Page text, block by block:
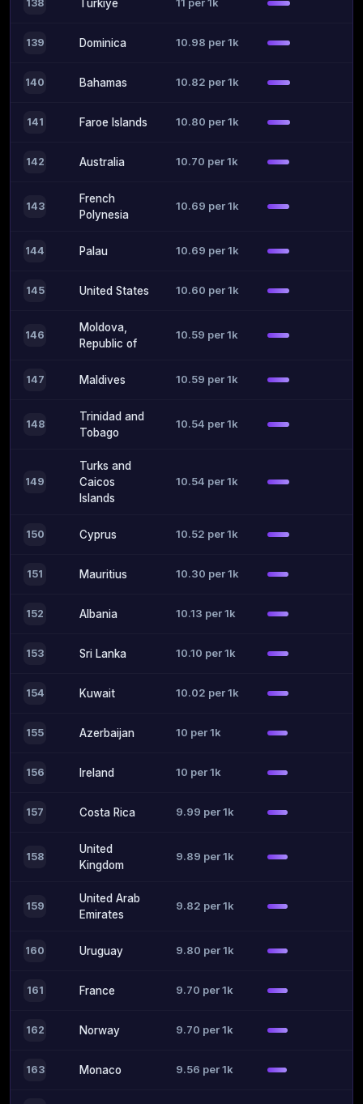
138 Türkiye 11 per 1k
139 Dominica 10.98 per 1k
140 Bahamas 10.82 per 1k
141 Faroe Islands 10.80 per 1k
142 Australia 10.70 per 1k
143
French
Polynesia
10.69 per 1k
144 Palau 10.69 per 1k
145 United States 10.60 per 1k
146
Moldova,
Republic of
10.59 per 1k
147 Maldives 10.59 per 1k
148
Trinidad and
Tobago
10.54 per 1k
149
Turks and
Caicos
Islands
10.54 per 1k
150 Cyprus 10.52 per 1k
151 Mauritius 10.30 per 1k
152 Albania 10.13 per 1k
153 Sri Lanka 10.10 per 1k
154 Kuwait 10.02 per 1k
155 Azerbaijan 10 per 1k
156 Ireland 10 per 1k
157 Costa Rica 9.99 per 1k
158
United
Kingdom
9.89 per 1k
159
United Arab
Emirates
9.82 per 1k
160 Uruguay 9.80 per 1k
161 France 9.70 per 1k
162 Norway 9.70 per 1k
163 Monaco 9.56 per 1k